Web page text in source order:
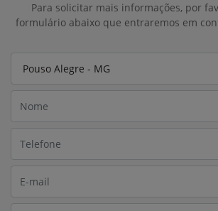
Para solicitar mais informações, por
formulário abaixo que entraremos em